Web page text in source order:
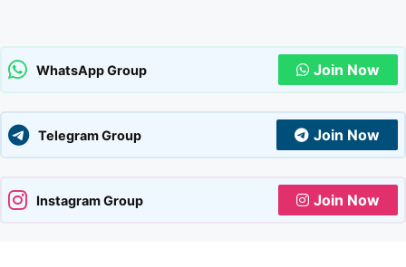
WhatsApp Group Join Now
Telegram Group Join Now
Instagram Group Join Now